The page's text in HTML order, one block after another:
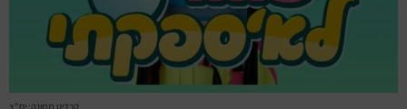
סרטים
חופשה והופעה
קרדיט תמונה: יח"צ